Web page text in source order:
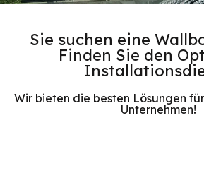
Sie suchen eine
Finden Sie den
Wir bieten die besten Lösungen
Unternehmen!